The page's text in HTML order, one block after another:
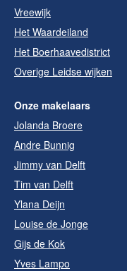
Vreewijk
Het Waardeiland
Het Boerhaavedistrict
Overige Leidse wijken
Onze makelaars
Jolanda Broere
Andre Bunnig
Jimmy van Delft
Tim van Delft
Ylana Deijn
Louise de Jonge
Gijs de Kok
Yves Lampo